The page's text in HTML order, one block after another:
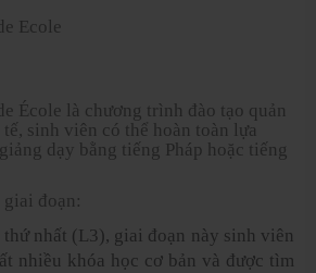
Ecole
École là chương trình đào tạo quản
sinh viên có thể hoàn toàn lựa
dạy bằng tiếng Pháp hoặc tiếng
giai đoạn:
thứ nhất (L3), giai đoạn này sinh viên
nhiều khóa học cơ bản và được tìm